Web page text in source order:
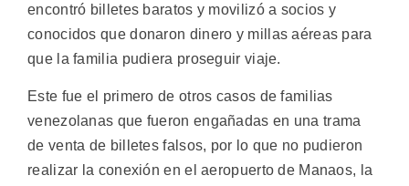
encontró billetes baratos y movilizó a socios y
conocidos que donaron dinero y millas aéreas para
que la familia pudiera proseguir viaje.
Este fue el primero de otros casos de familias
venezolanas que fueron engañadas en una trama
de venta de billetes falsos, por lo que no pudieron
realizar la conexión en el aeropuerto de Manaos, la